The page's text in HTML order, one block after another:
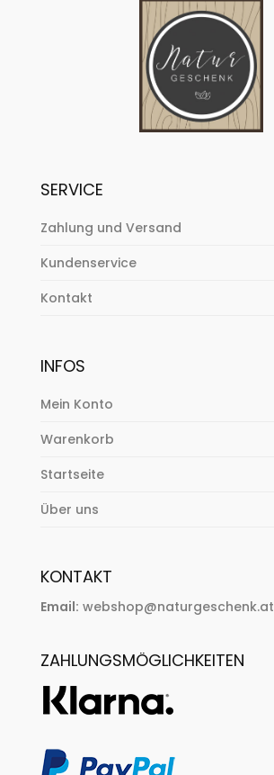
SERVICE
Zahlung und Versand
Kundenservice
Kontakt
INFOS
Mein Konto
Warenkorb
Startseite
Über uns
KONTAKT
Email: webshop@naturgeschenk.at
ZAHLUNGSMÖGLICHKEITEN